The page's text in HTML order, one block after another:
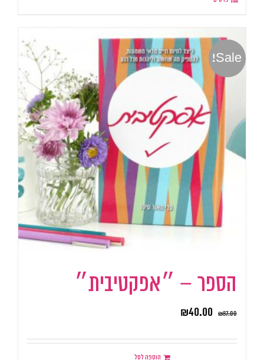
Sale!
הספר – ״אפקטיבית״
₪87.00
₪40.00
הוספה לסל